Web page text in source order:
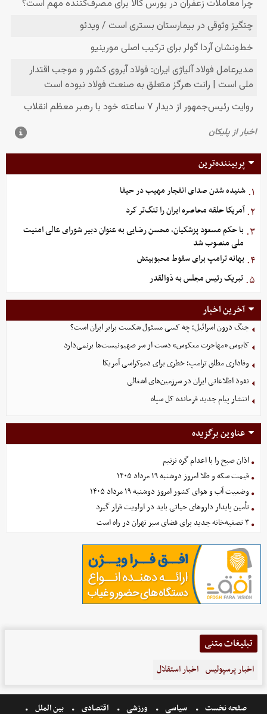
پربیننده‌ترین
۱. شنیده شدن صدای انفجار مهیب در حیفا
۲. آمریکا حلقه محاصره ایران را تنگ‌تر کرد
۳. با حکم مسعود پزشکیان، محسن رضایی به عنوان دبیر شورای عالی امنیت
ملی منصوب شد
۴. بهانه ترامپ برای سقوط محبوبیتش
۵. تبریک رئیس مجلس به ذوالقدر
آخرین اخبار
جنگ درون اسرائیل؛ چه کسی مسئول شکست برابر ایران است؟
کابوس «مهاجرت معکوس» دست از سر صهیونیست‌ها برنمی‌دارد
وفاداری مطلق ترامپ؛ خطری برای دموکراسی آمریکا
نفوذ اطلاعاتی ایران در سرزمین‌های اشغالی
انتشار پیام جدید فرمانده کل سپاه
عناوین برگزیده
اذان صبح را با اعدام گره نزنیم
قیمت سکه و طلا امروز دوشنبه ۱۹ مرداد ۱۴۰۵
وضعیت آب و هوای کشور امروز دوشنبه ۱۹ مرداد ۱۴۰۵
تأمین پایدار داروهای حیاتی باید در اولویت قرار گیرد
۳ تصفیه‌خانه جدید برای فضای سبز تهران در راه است
تبلیغات متنی
اخبار پرسپولیس اخبار استقلال
صفحه نخست سیاسی ورزشی اقتصادی بین الملل